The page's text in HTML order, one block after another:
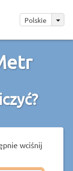
Polskie
wciśnij